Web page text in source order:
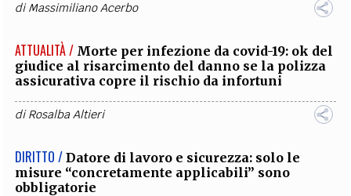
diMassimiliano Acerbo
ATTUALITÀ / Morte per infezione da covid-19: ok del
giudice al risarcimento del danno se la polizza
assicurativa copre il rischio da infortuni
diRosalba Altieri
DIRITTO / Datore di lavoro e sicurezza: solo le
misure “concretamente applicabili” sono
obbligatorie